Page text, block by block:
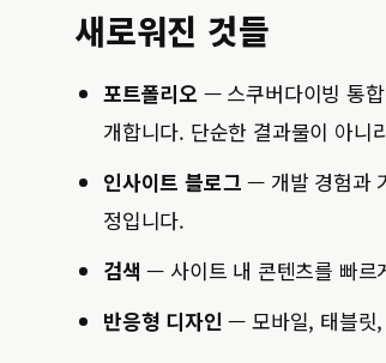
새로워진 것들
포트폴리오 — 스쿠버다이빙 통
개합니다. 단순한 결과물이 아니
인사이트 블로그 — 개발 경험과
정입니다.
검색 — 사이트 내 콘텐츠를 빠르
반응형 디자인 — 모바일, 태블릿,